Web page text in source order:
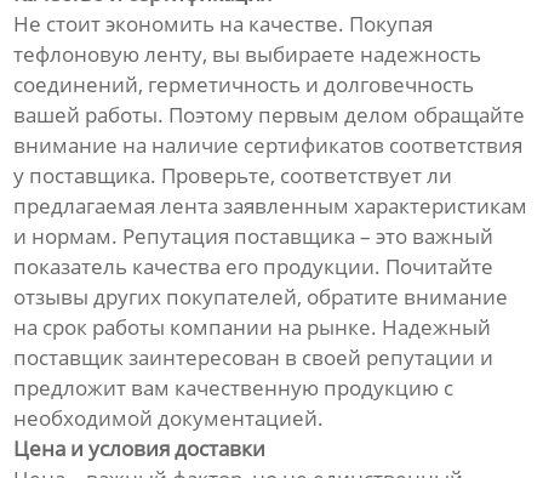
Не стоит экономить на качестве. Покупая
тефлоновую ленту, вы выбираете надежность
соединений, герметичность и долговечность
вашей работы. Поэтому первым делом обращайте
внимание на наличие сертификатов соответствия
у поставщика. Проверьте, соответствует ли
предлагаемая лента заявленным характеристикам
и нормам. Репутация поставщика – это важный
показатель качества его продукции. Почитайте
отзывы других покупателей, обратите внимание
на срок работы компании на рынке. Надежный
поставщик заинтересован в своей репутации и
предложит вам качественную продукцию с
необходимой документацией.
Цена и условия доставки